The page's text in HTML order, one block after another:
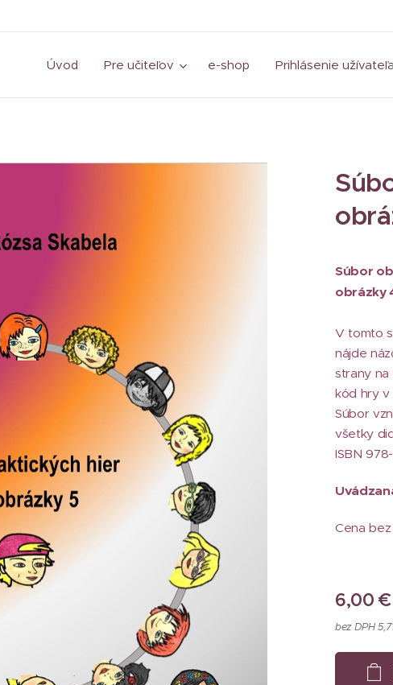
Úvod Pre učiteľov e-shop Prihlásenie užívateľa
Súbor
obrázky
V tomto
nájde
strany na
kód hry v
Súbor
všetky
ISBN
Cena
6,00 €
bez DPH